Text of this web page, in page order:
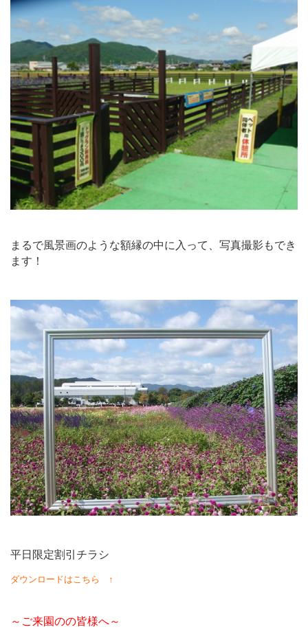
まるで風景画のような額縁の中に入って、写真撮影もでき
ます！
平日限定割引チラシ
ダウンロードはこちら ↑
～ご来園のの皆様へ～